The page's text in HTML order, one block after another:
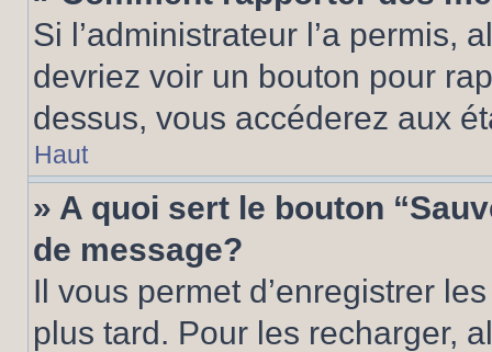
Si l’administrateur l’a permis,
devriez voir un bouton pour
dessus, vous accéderez aux
Haut
» A quoi sert le bouton
de message?
Il vous permet d’enregistrer
plus tard. Pour les recharger,